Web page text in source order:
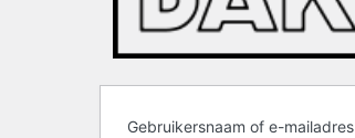
Gebruikersnaam of e-mailadres